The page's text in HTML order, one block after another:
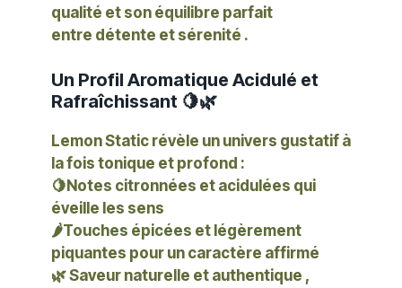
qualité et son équilibre parfait
entre détente et sérenité .
Un Profil Aromatique Acidulé et
Rafraîchissant 🍋🌿
Lemon Static révèle un univers gustatif à
la fois tonique et profond :
🍋 Notes citronnées et acidulées qui
éveille les sens
🌶️Touches épicées et légèrement
piquantes pour un caractère affirmé
🌿Saveur naturelle et authentique ,